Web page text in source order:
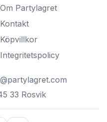
Om Partylagret
Kontakt
Köpvillkor
Integritetspolicy
33 Rosvik